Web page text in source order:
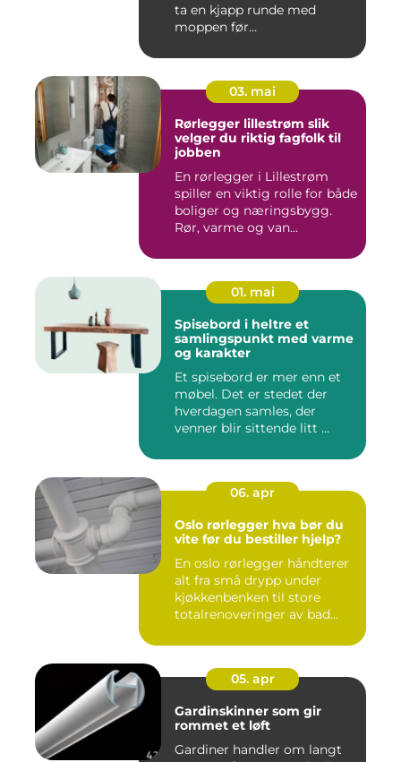
ta en kjapp runde med
moppen før
03. mai
Rørlegger lillestrøm slik
velger du riktig fagfolk til
jobben
En rørlegger i Lillestrøm
spiller en viktig rolle for både
boliger og næringsbygg.
Rør, varme og van...
01. mai
Spisebord i heltre et
samlingspunkt med varme
og karakter
Et spisebord er mer enn et
møbel. Det er stedet der
hverdagen samles, der
venner blir sittende litt ...
06. apr
Oslo rørlegger hva bør du
vite før du bestiller hjelp?
En oslo rørlegger håndterer
alt fra små drypp under
kjøkkenbenken til store
totalrenoveringer av bad...
05. apr
Gardinskinner som gir
rommet et løft
Gardiner handler om langt